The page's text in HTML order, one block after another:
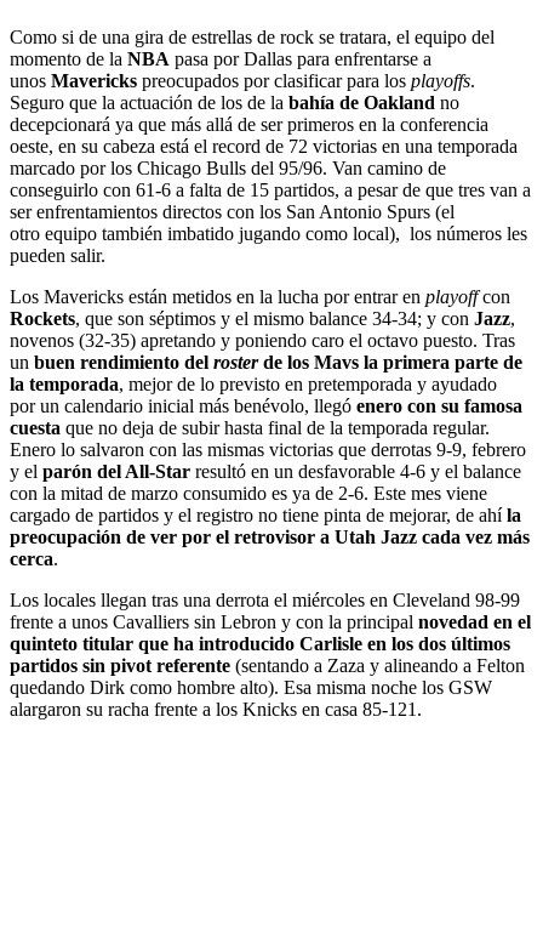
Como si de una gira de estrellas de rock se tratara, el equipo del
momento de la NBA pasa por Dallas para enfrentarse a
unos Mavericks preocupados por clasificar para los playoffs.
Seguro que la actuación de los de la bahía de Oakland no
decepcionará ya que más allá de ser primeros en la conferencia
oeste, en su cabeza está el record de 72 victorias en una temporada
marcado por los Chicago Bulls del 95/96. Van camino de
conseguirlo con 61-6 a falta de 15 partidos, a pesar de que tres van a
ser enfrentamientos directos con los San Antonio Spurs (el
otro equipo también imbatido jugando como local), los números les
pueden salir.
Los Mavericks están metidos en la lucha por entrar en playoffcon
Rockets, que son séptimos y el mismo balance 34-34; y con Jazz,
novenos (32-35) apretando y poniendo caro el octavo puesto. Tras
un buen rendimiento del rosterde los Mavs la primera parte de
la temporada, mejor de lo previsto en pretemporada y ayudado
por un calendario inicial más benévolo, llegó enero con su famosa
cuesta que no deja de subir hasta final de la temporada regular.
Enero lo salvaron con las mismas victorias que derrotas 9-9, febrero
y el parón del All-Star resultó en un desfavorable 4-6 y el balance
con la mitad de marzo consumido es ya de 2-6. Este mes viene
cargado de partidos y el registro no tiene pinta de mejorar, de ahíla
preocupación de ver por el retrovisor a Utah Jazz cada vez más
cerca.
Los locales llegan tras una derrota el miércoles en Cleveland 98-99
frente a unos Cavalliers sin Lebron y con la principal novedad en el
quinteto titular que ha introducido Carlisle en los dos últimos
partidos sin pivot referente (sentando a Zaza y alineando a Felton
quedando Dirk como hombre alto). Esa misma noche los GSW
alargaron su racha frente a los Knicks en casa 85-121.